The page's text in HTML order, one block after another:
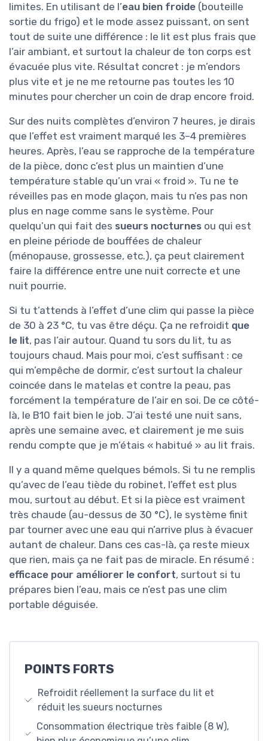
limites. En utilisant de l’eau bien froide (bouteille
sortie du frigo) et le mode assez puissant, on sent
tout de suite une différence : le lit est plus frais que
l’air ambiant, et surtout la chaleur de ton corps est
évacuée plus vite. Résultat concret : je m’endors
plus vite et je ne me retourne pas toutes les 10
minutes pour chercher un coin de drap encore froid.
Sur des nuits complètes d’environ 7 heures, je dirais
que l’effet est vraiment marqué les 3–4 premières
heures. Après, l’eau se rapproche de la température
de la pièce, donc c’est plus un maintien d’une
température stable qu’un vrai « froid ». Tu ne te
réveilles pas en mode glaçon, mais tu n’es pas non
plus en nage comme sans le système. Pour
quelqu’un qui fait des sueurs nocturnes ou qui est
en pleine période de bouffées de chaleur
(ménopause, grossesse, etc.), ça peut clairement
faire la différence entre une nuit correcte et une
nuit pourrie.
Si tu t’attends à l’effet d’une clim qui passe la pièce
de 30 à 23 °C, tu vas être déçu. Ça ne refroidit que
le lit, pas l’air autour. Quand tu sors du lit, tu as
toujours chaud. Mais pour moi, c’est suffisant : ce
qui m’empêche de dormir, c’est surtout la chaleur
coincée dans le matelas et contre la peau, pas
forcément la température de l’air en soi. De ce côté-
là, le B10 fait bien le job. J’ai testé une nuit sans,
après une semaine avec, et clairement je me suis
rendu compte que je m’étais « habitué » au lit frais.
Il y a quand même quelques bémols. Si tu ne remplis
qu’avec de l’eau tiède du robinet, l’effet est plus
mou, surtout au début. Et si la pièce est vraiment
très chaude (au-dessus de 30 °C), le système finit
par tourner avec une eau qui n’arrive plus à évacuer
autant de chaleur. Dans ces cas-là, ça reste mieux
que rien, mais ça ne fait pas de miracle. En résumé :
efficace pour améliorer le confort, surtout si tu
prépares bien l’eau, mais ce n’est pas une clim
portable déguisée.
POINTS FORTS
Refroidit réellement la surface du lit et
réduit les sueurs nocturnes
Consommation électrique très faible (8 W),